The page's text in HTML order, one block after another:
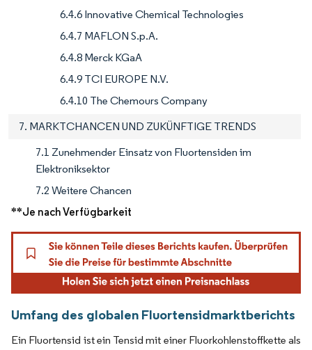
6.4.6 Innovative Chemical Technologies
6.4.7 MAFLON S.p.A.
6.4.8 Merck KGaA
6.4.9 TCI EUROPE N.V.
6.4.10 The Chemours Company
7. MARKTCHANCEN UND ZUKÜNFTIGE TRENDS
7.1 Zunehmender Einsatz von Fluortensiden im
Elektroniksektor
7.2 Weitere Chancen
**Je nach Verfügbarkeit
Umfang des globalen Fluortensidmarktberichts
Ein Fluortensid ist ein Tensid mit einer Fluorkohlenstoffkette als